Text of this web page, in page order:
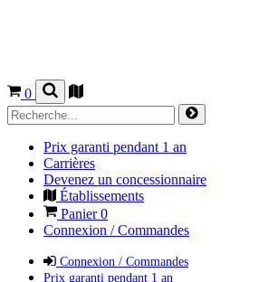
0
Prix garanti pendant 1 an
Carrières
Devenez un concessionnaire
Établissements
Panier0
Connexion / Commandes
Connexion / Commandes
Prix garanti pendant 1 an